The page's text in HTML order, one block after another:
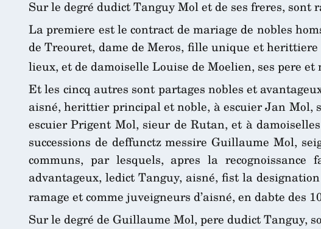
Sur le degré dudict Tanguy Mol et de ses freres, sont
La premiere est le contract de mariage de nobles
de Treouret, dame de Meros, fille unique et herittiere
lieux, et de damoiselle Louise de Moelien, ses pere et
Et les cincq autres sont partages nobles et
aisné, herittier principal et noble, à escuier Jan Mol,
escuier Prigent Mol, sieur de Rutan, et à
successions de deffunctz messire Guillaume Mol,
communs, par lesquels, apres la
advantageux, ledict Tanguy, aisné, fist la
ramage et comme juveigneurs d’aisné, en dabte des
Sur le degré de Guillaume Mol, pere dudict Tanguy,